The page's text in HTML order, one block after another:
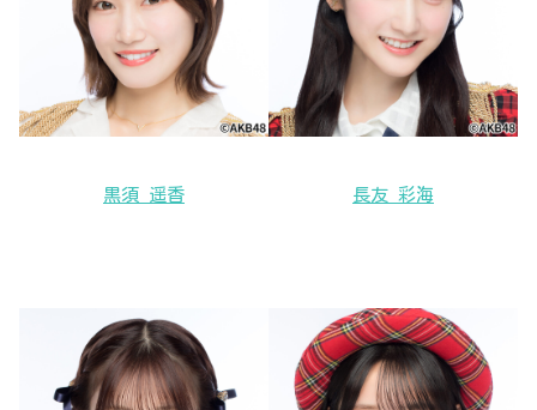
黒須 遥香 長友 彩海